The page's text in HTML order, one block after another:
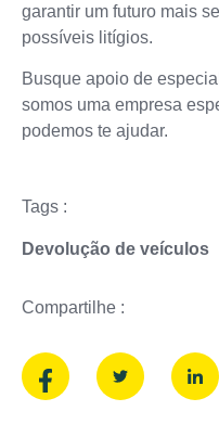
garantir um futuro mais
possíveis litígios.
Busque apoio de
somos uma empresa
podemos te ajudar.
Tags :
Devolução de veículos
Compartilhe :